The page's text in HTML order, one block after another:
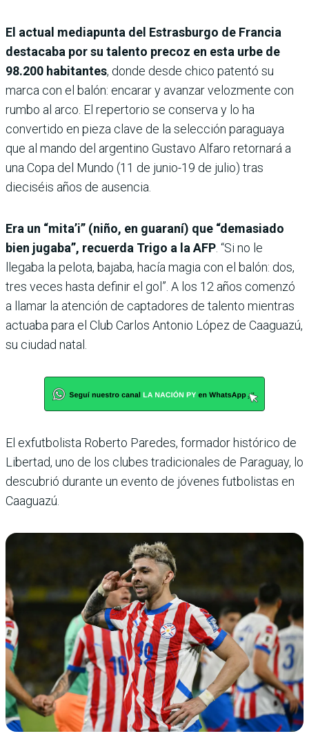
El actual mediapunta del Estrasburgo de Francia
destacaba por su talento precoz en esta urbe de
98.200 habitantes, donde desde chico patentó su
marca con el balón: encarar y avanzar velozmente con
rumbo al arco. El repertorio se conserva y lo ha
convertido en pieza clave de la selección paraguaya
que al mando del argentino Gustavo Alfaro retornará a
una Copa del Mundo (11 de junio-19 de julio) tras
dieciséis años de ausencia.
Era un “mita’i” (niño, en guaraní) que “demasiado
bien jugaba”, recuerda Trigo a la AFP . “Si no le
llegaba la pelota, bajaba, hacía magia con el balón: dos,
tres veces hasta definir el gol”. A los 12 años comenzó
a llamar la atención de captadores de talento mientras
actuaba para el Club Carlos Antonio López de Caaguazú,
su ciudad natal.
El exfutbolista Roberto Paredes, formador histórico de
Libertad, uno de los clubes tradicionales de Paraguay, lo
descubrió durante un evento de jóvenes futbolistas en
Caaguazú.